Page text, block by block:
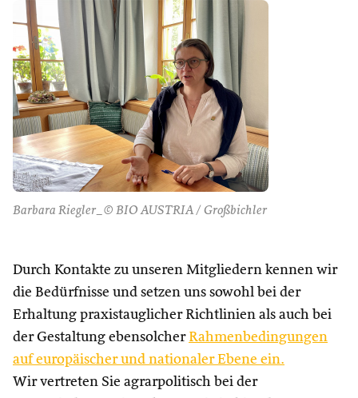
Barbara Riegler_© BIO AUSTRIA / Großbichler
Durch Kontakte zu unseren Mitgliedern kennen wir
die Bedürfnisse und setzen uns sowohl bei der
Erhaltung praxistauglicher Richtlinien als auch bei
der Gestaltung ebensolcher Rahmenbedingungen
auf europäischer und nationaler Ebene ein.
Wir vertreten Sie agrarpolitisch bei der